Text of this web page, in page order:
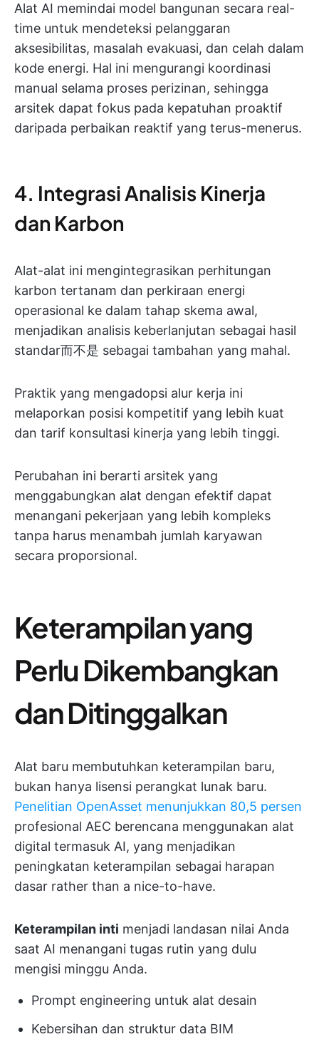
Alat AI memindai model bangunan secara real-
time untuk mendeteksi pelanggaran
aksesibilitas, masalah evakuasi, dan celah dalam
kode energi. Hal ini mengurangi koordinasi
manual selama proses perizinan, sehingga
arsitek dapat fokus pada kepatuhan proaktif
daripada perbaikan reaktif yang terus-menerus.
4. Integrasi Analisis Kinerja
dan Karbon
Alat-alat ini mengintegrasikan perhitungan
karbon tertanam dan perkiraan energi
operasional ke dalam tahap skema awal,
menjadikan analisis keberlanjutan sebagai hasil
standar而不是 sebagai tambahan yang mahal.
Praktik yang mengadopsi alur kerja ini
melaporkan posisi kompetitif yang lebih kuat
dan tarif konsultasi kinerja yang lebih tinggi.
Perubahan ini berarti arsitek yang
menggabungkan alat dengan efektif dapat
menangani pekerjaan yang lebih kompleks
tanpa harus menambah jumlah karyawan
secara proporsional.
Keterampilan yang
Perlu Dikembangkan
dan Ditinggalkan
Alat baru membutuhkan keterampilan baru,
bukan hanya lisensi perangkat lunak baru.
Penelitian OpenAsset menunjukkan 80,5 persen
profesional AEC berencana menggunakan alat
digital termasuk AI, yang menjadikan
peningkatan keterampilan sebagai harapan
dasar rather than a nice-to-have.
Keterampilan inti menjadi landasan nilai Anda
saat AI menangani tugas rutin yang dulu
mengisi minggu Anda.
Prompt engineering untuk alat desain
Kebersihan dan struktur data BIM